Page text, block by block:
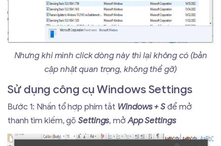
Nhưng khi mình click dòng này thì lại không có (bản
cập nhật quan trọng, không thể gỡ)
Sử dụng công cụ Windows Settings
Bước 1: Nhấn tổ hợp phím tắt Windows + Sđể mở
thanh tìm kiếm, gõSettings, mởApp Settings